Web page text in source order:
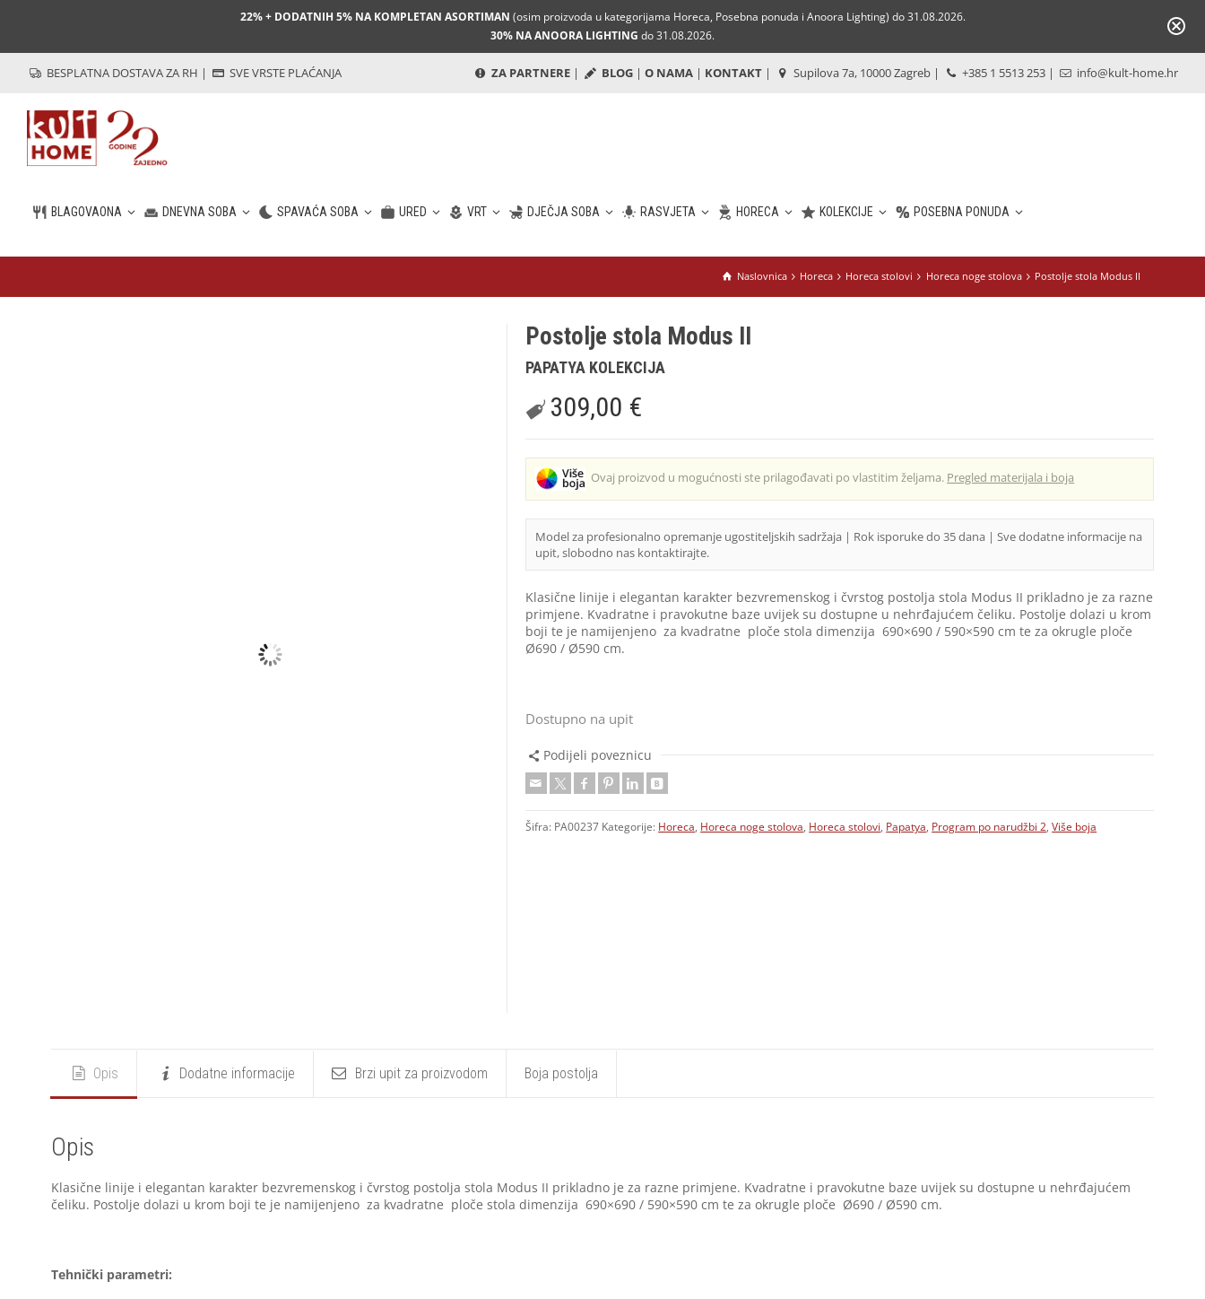
22% + DODATNIH 5% NA KOMPLETAN ASORTIMAN (osim proizvoda u kategorijama Horeca, Posebna ponuda i Anoora Lighting) do 31.08.2026.
30% NA ANOORA LIGHTING do 31.08.2026.
BESPLATNA DOSTAVA ZA RH | SVE VRSTE PLAĆANJA ZA PARTNERE | BLOG | O NAMA | KONTAKT | Supilova 7a, 10000 Zagreb | +385 1 5513 253 | info@kult-home.hr
BLAGOVAONA DNEVNA SOBA SPAVAĆA SOBA URED VRT DJEČJA SOBA RASVJETA HORECA KOLEKCIJE POSEBNA PONUDA
HR
Naslovnica Horeca Horeca stolovi Horeca noge stolova Postolje stola Modus II
Postolje stola Modus II
PAPATYA KOLEKCIJA
309,00 €
Ovaj proizvod u mogućnosti ste prilagođavati po vlastitim željama. Pregled materijala i boja
Model za profesionalno opremanje ugostiteljskih sadržaja | Rok isporuke do 35 dana | Sve dodatne informacije na
upit, slobodno nas kontaktirajte.
Klasične linije i elegantan karakter bezvremenskog i čvrstog postolja stola Modus II prikladno je za razne
primjene. Kvadratne i pravokutne baze uvijek su dostupne u nehrđajućem čeliku. Postolje dolazi u krom
boji te je namijenjeno za kvadratne ploče stola dimenzija 690×690 / 590×590 cm te za okrugle ploče
Ø690 / Ø590 cm.
Dostupno na upit
Podijeli poveznicu
Šifra: PA00237 Kategorije: Horeca Horeca noge stolova Horeca stolovi Papatya Program po narudžbi 2 ,Više boja
Opis Dodatne informacije Brzi upit za proizvodom Boja postolja
Opis
Klasične linije i elegantan karakter bezvremenskog i čvrstog postolja stola Modus II prikladno je za razne primjene. Kvadratne i pravokutne baze uvijek su dostupne u nehrđajućem
čeliku. Postolje dolazi u krom boji te je namijenjeno za kvadratne ploče stola dimenzija 690×690 / 590×590 cm te za okrugle ploče Ø690 / Ø590 cm.
Tehnički parametri: